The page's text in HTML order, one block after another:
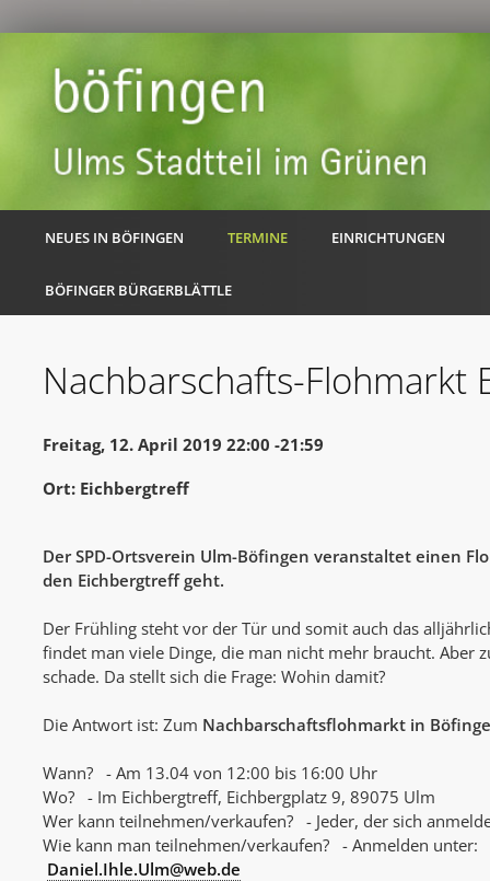
NEUES IN BÖFINGEN TERMINE EINRICHTUNGEN
BÖFINGER BÜRGERBLÄTTLE
Nachbarschafts-Flohmarkt
Freitag, 12. April 2019 22:00 -21:59
Ort: Eichbergtreff
Der SPD-Ortsverein Ulm-Böfingen veranstaltet einen
den Eichbergtreff geht.
Der Frühling steht vor der Tür und somit auch das
findet man viele Dinge, die man nicht mehr braucht. Aber
schade. Da stellt sich die Frage: Wohin damit?
Die Antwort ist: Zum Nachbarschaftsflohmarkt in
Wann? - Am 13.04 von 12:00 bis 16:00 Uhr
Wo? - Im Eichbergtreff, Eichbergplatz 9, 89075 Ulm
Wer kann teilnehmen/verkaufen? - Jeder, der sich
Wie kann man teilnehmen/verkaufen? - Anmelden unter:
Daniel.Ihle.Ulm@web.de